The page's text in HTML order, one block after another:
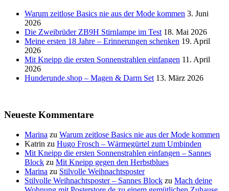
Warum zeitlose Basics nie aus der Mode kommen 3. Juni
2026
Die Zweibrüder ZB9H Stirnlampe im Test 18. Mai 2026
Meine ersten 18 Jahre – Erinnerungen schenken 19. April
2026
Mit Kneipp die ersten Sonnenstrahlen einfangen 11. April
2026
Hunderunde.shop – Magen & Darm Set 13. März 2026
Neueste Kommentare
Marina zu Warum zeitlose Basics nie aus der Mode kommen
Katrin zu Hugo Frosch – Wärmegürtel zum Umbinden
Mit Kneipp die ersten Sonnenstrahlen einfangen – Sannes
Block zu Mit Kneipp gegen den Herbstblues
Marina zu Stilvolle Weihnachtsposter
Stilvolle Weihnachtsposter – Sannes Block zu Mach deine